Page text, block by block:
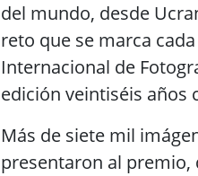
del mundo, desde
reto que se marca
Internacional de
edición veintiséis años
Más de siete mil
presentaron al premio,